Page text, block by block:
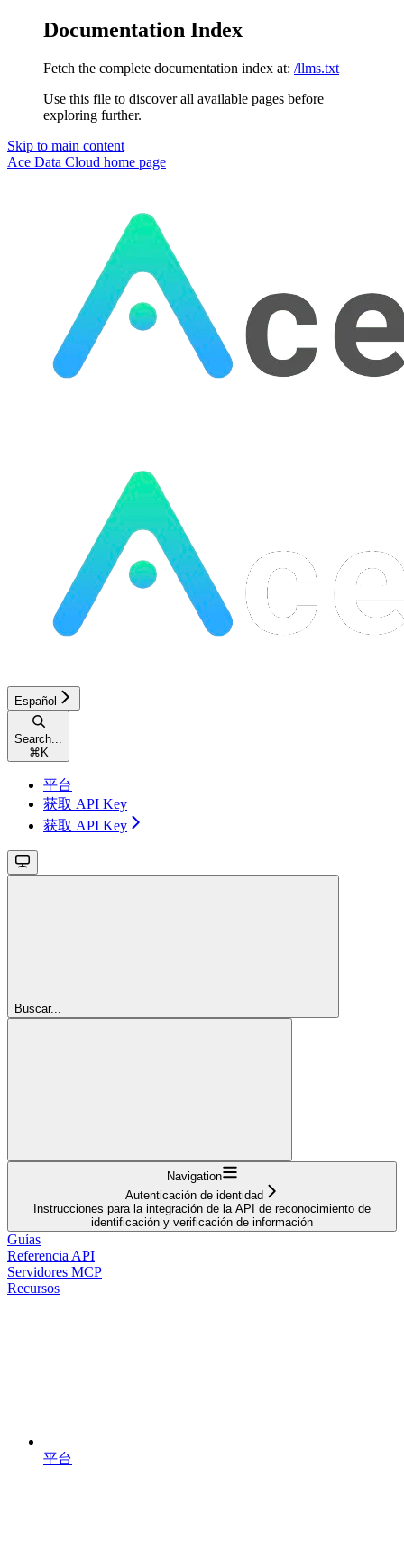
Documentation Index
Fetch the complete documentation index at: /llms.txt
Use this file to discover all available pages before
exploring further.
Skip to main content
Ace Data Cloud home page
Español
Search...
⌘ K
平台
获取 API Key
获取 API Key
Buscar...
Navigation
Autenticación de identidad
Instrucciones para la integración de la API de reconocimiento de
identificación y verificación de información
Guías
Referencia API
Servidores MCP
Recursos
平台